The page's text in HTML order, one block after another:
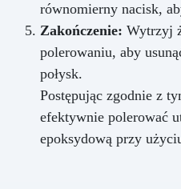
równomierny nacisk,
Zakończenie: Wytrzyj
polerowaniu, aby
połysk.
Postępując zgodnie z
efektywnie polerować
epoksydową przy